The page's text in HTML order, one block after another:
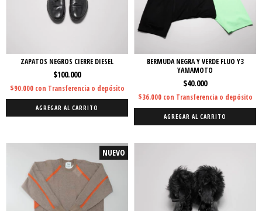
ZAPATOS NEGROS CIERRE DIESEL
$100.000
$90.000 con Transferencia o depósito
AGREGAR AL CARRITO
BERMUDA NEGRA Y VERDE FLUO Y3
YAMAMOTO
$40.000
$36.000 con Transferencia o depósito
AGREGAR AL CARRITO
NUEVO